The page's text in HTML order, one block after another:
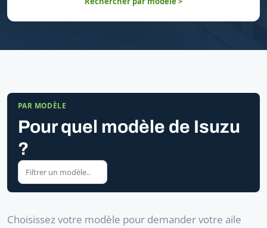
PAR MODÈLE
Pour quel modèle de Isuzu
?
Choisissez votre modèle pour demander votre aile